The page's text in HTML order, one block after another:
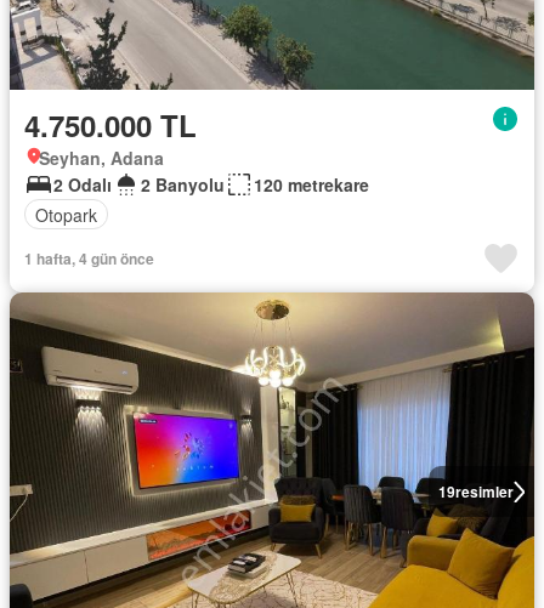
4.750.000 TL
Seyhan, Adana
2 Odalı
2 Banyolu
120 metrekare
Otopark
1 hafta, 4 gün önce
19resimler